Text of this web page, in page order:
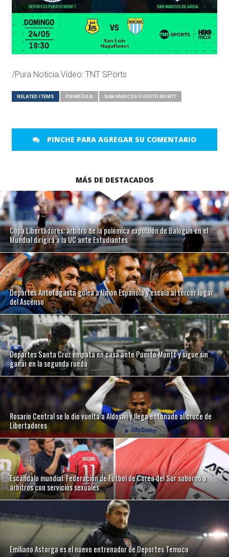
/Pura Noticia.Video: TNT SPorts
RELATED ITEMS PRIMERA B SAN MARCOS PUERTO MONTT
PINCHE PARA AGREGAR SU COMENTARIO
MÁS DE DESTACADOS
Copa Libertadores: árbitro de la polémica expulsión de Balogun en el
Mundial dirigirá a la UC ante Estudiantes
Deportes Antofagasta golea a Unión Española y escala al tercer lugar
del Ascenso
Deportes Santa Cruz empata en casa ante Puerto Montt y sigue sin
ganar en la segunda rueda
Rosario Central se lo dio vuelta a Aldosivi y llega entonado al cruce de
Libertadores
Escándalo mundial: Federación de Fútbol de Corea del Sur sobornó a
árbitros con servicios sexuales
Emiliano Astorga es el nuevo entrenador de Deportes Temuco